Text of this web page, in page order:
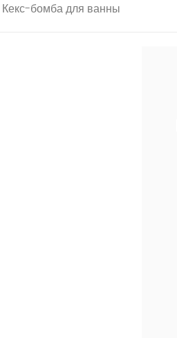
Кекс-бомба для ванны